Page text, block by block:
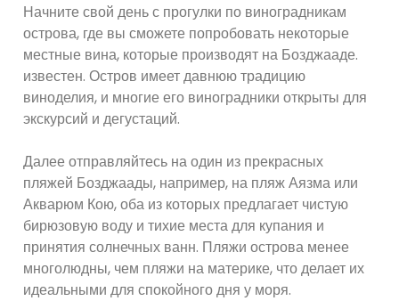
Начните свой день с прогулки по виноградникам
острова, где вы сможете попробовать некоторые
местные вина, которые производят на Бозджааде.
известен. Остров имеет давнюю традицию
виноделия, и многие его виноградники открыты для
экскурсий и дегустаций.
Далее отправляйтесь на один из прекрасных
пляжей Бозджаады, например, на пляж Аязма или
Акварюм Кою, оба из которых предлагает чистую
бирюзовую воду и тихие места для купания и
принятия солнечных ванн. Пляжи острова менее
многолюдны, чем пляжи на материке, что делает их
идеальными для спокойного дня у моря.